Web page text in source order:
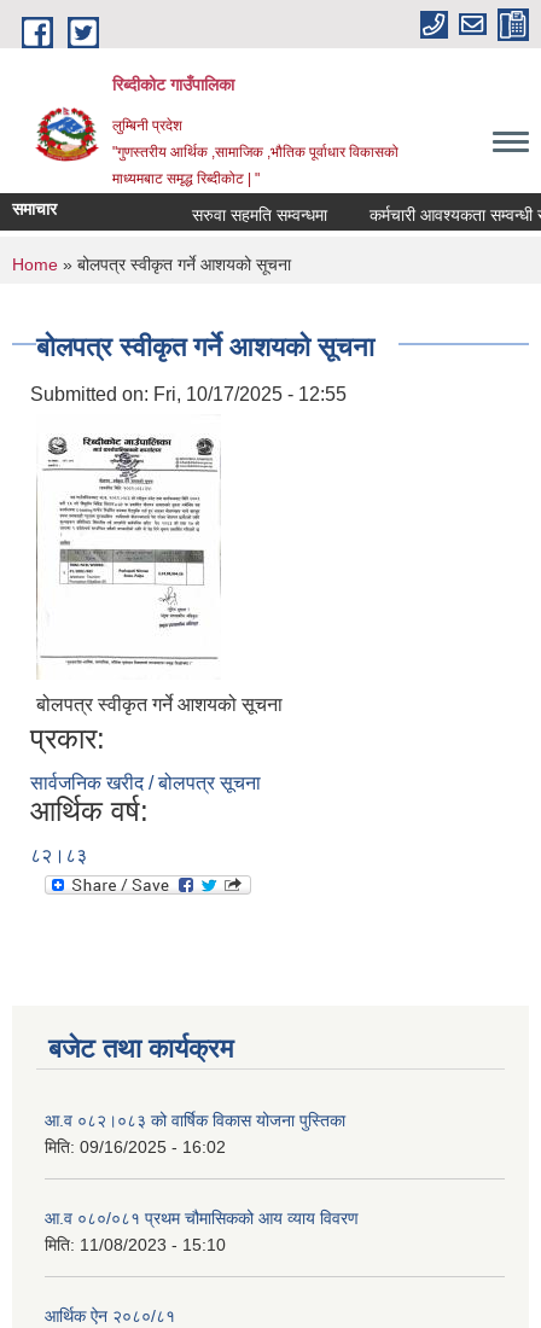
Skip to main content
रिब्दीकोट गाउँपालिका
लुम्बिनी प्रदेश
"गुणस्तरीय आर्थिक ,सामाजिक ,भौतिक पूर्वाधार विकासको
माध्यमबाट समृद्ध रिब्दीकोट | "
समाचार सरुवा सहमति सम्वन्धमा कर्मचारी आवश्यकता सम्वन्धी
You are here
Home » बोलपत्र स्वीकृत गर्ने आशयको सूचना
बोलपत्र स्वीकृत गर्ने आशयको सूचना
Submitted on: Fri, 10/17/2025 - 12:55
बोलपत्र स्वीकृत गर्ने आशयको सूचना
प्रकार:
सार्वजनिक खरीद / बोलपत्र सूचना
आर्थिक वर्ष:
८२।८३
बजेट तथा कार्यक्रम
आ.व ०८२।०८३ को वार्षिक विकास योजना पुस्तिका
मिति: 09/16/2025 - 16:02
आ.व ०८०/०८१ प्रथम चौमासिकको आय व्याय विवरण
मिति: 11/08/2023 - 15:10
आर्थिक ऐन २०८०/८१